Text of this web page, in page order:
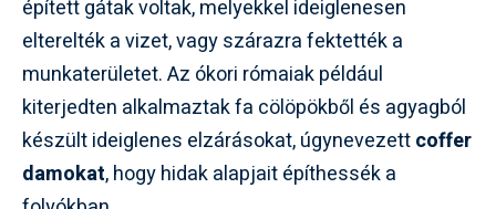
épített gátak voltak, melyekkel ideiglenesen
elterelték a vizet, vagy szárazra fektették a
munkaterületet. Az ókori rómaiak például
kiterjedten alkalmaztak fa cölöpökből és agyagból
készült ideiglenes elzárásokat, úgynevezettcoffer
damokat, hogy hidak alapjait építhessék a